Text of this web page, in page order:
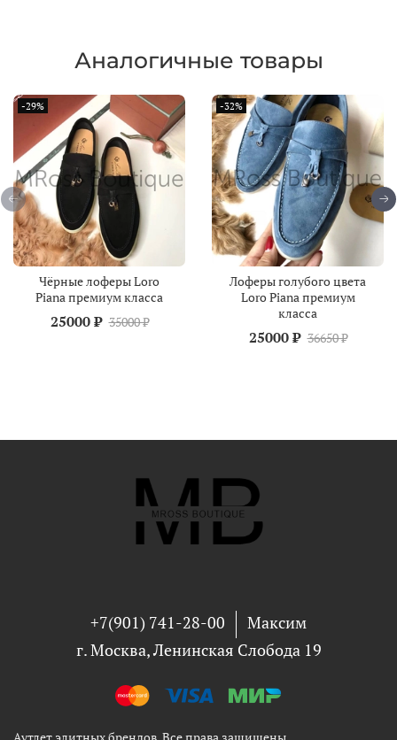
Аналогичные товары
-29%
Чёрные лоферы Loro
Piana премиум класса
25000 ₽ 35000 ₽
-32%
Лоферы голубого цвета
Loro Piana премиум
класса
25000 ₽ 36650 ₽
+7(901) 741-28-00
Максим
г. Москва, Ленинская Слобода 19